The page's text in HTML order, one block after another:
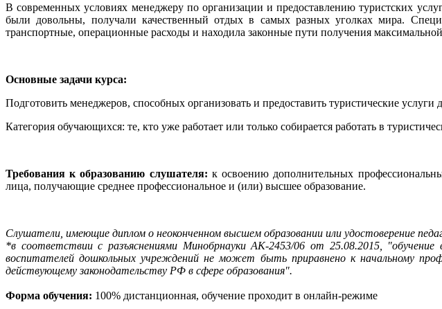
В современных условиях менеджеру по организации и предоставлению туристских
были довольны, получали качественный отдых в самых разных уголках мира.
транспортные, операционные расходы и находила законные пути получения
Основные задачи курса:
Подготовить менеджеров, способных организовать и предоставить туристические услуги
Категория обучающихся: те, кто уже работает или только собирается работать в
Требования к образованию слушателя: к освоению дополнительных
лица, получающие среднее профессиональное и (или) высшее образование.
Слушатели, имеющие диплом о неоконченном высшем образовании или удостоверение
*в соответствии с разъяснениями Минобрнауки АК-2453/06 от 25.08.2015, "обучение
воспитателей дошкольных учреждений не может быть приравнено к начальному
действующему законодательству РФ в сфере образования".
Форма обучения: 100% дистанционная, обучение проходит в онлайн-режиме